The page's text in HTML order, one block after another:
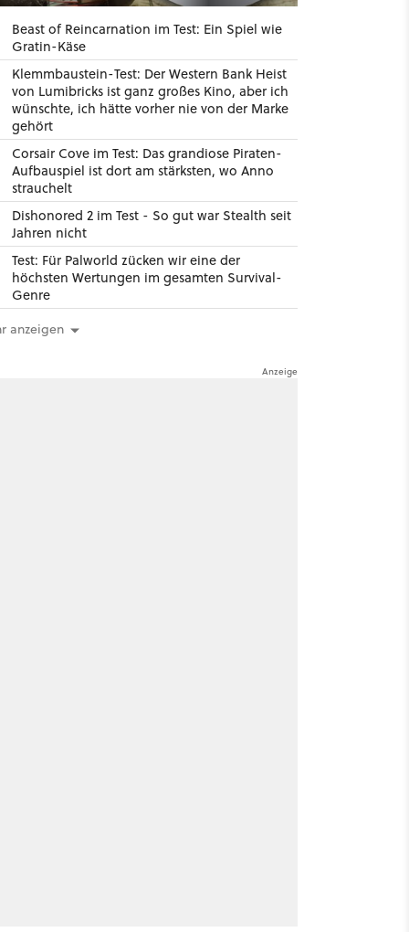
Beast of Reincarnation im Test: Ein Spiel wie
Gratin-Käse
Klemmbaustein-Test: Der Western Bank Heist
von Lumibricks ist ganz großes Kino, aber ich
wünschte, ich hätte vorher nie von der Marke
gehört
Corsair Cove im Test: Das grandiose Piraten-
Aufbauspiel ist dort am stärksten, wo Anno
strauchelt
Dishonored 2 im Test - So gut war Stealth seit
Jahren nicht
Test: Für Palworld zücken wir eine der
höchsten Wertungen im gesamten Survival-
Genre
anzeigen